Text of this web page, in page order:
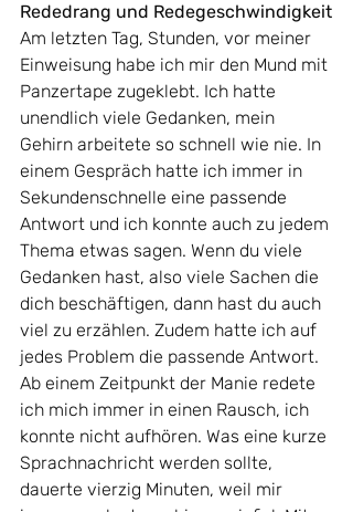
Rededrang und Redegeschwindigkeit
Am letzten Tag, Stunden, vor meiner
Einweisung habe ich mir den Mund mit
Panzertape zugeklebt. Ich hatte
unendlich viele Gedanken, mein
Gehirn arbeitete so schnell wie nie. In
einem Gespräch hatte ich immer in
Sekundenschnelle eine passende
Antwort und ich konnte auch zu jedem
Thema etwas sagen. Wenn du viele
Gedanken hast, also viele Sachen die
dich beschäftigen, dann hast du auch
viel zu erzählen. Zudem hatte ich auf
jedes Problem die passende Antwort.
Ab einem Zeitpunkt der Manie redete
ich mich immer in einen Rausch, ich
konnte nicht aufhören. Was eine kurze
Sprachnachricht werden sollte,
dauerte vierzig Minuten, weil mir